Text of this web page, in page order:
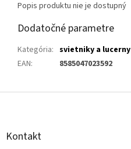
Popis produktu nie je dostupný
Dodatočné parametre
Kategória: svietniky a lucerny
EAN: 8585047023592
Z
Kontakt